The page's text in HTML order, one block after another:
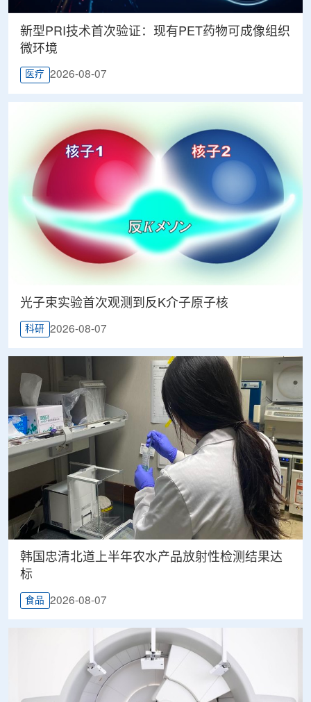
新型PRI技术首次验证：现有PET药物可成像组织
微环境
医疗 2026-08-07
光子束实验首次观测到反K介子原子核
科研 2026-08-07
韩国忠清北道上半年农水产品放射性检测结果达
标
食品 2026-08-07